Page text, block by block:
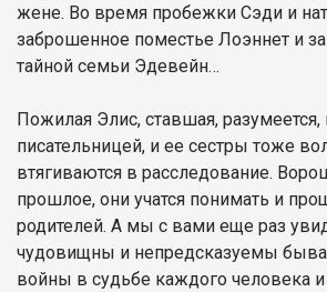
жене. Во время пробежки Сэди и
заброшенное поместье Лоэннет и
тайной семьи Эдевейн…
Пожилая Элис, ставшая, разумеется,
писательницей, и ее сестры тоже
втягиваются в расследование.
прошлое, они учатся понимать и
родителей. А мы с вами еще раз
чудовищны и непредсказуемы
войны в судьбе каждого человека